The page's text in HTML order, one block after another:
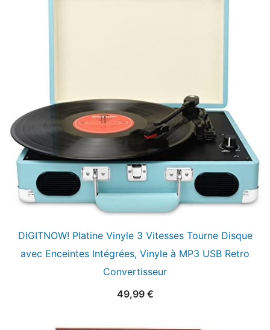
DIGITNOW! Platine Vinyle 3 Vitesses Tourne Disque
avec Enceintes Intégrées, Vinyle à MP3 USB Retro
Convertisseur
49,99 €